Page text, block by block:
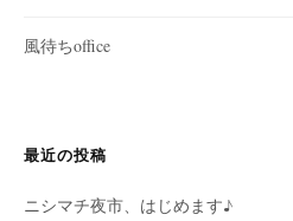
風待ちoffice
最近の投稿
ニシマチ夜市、はじめます♪